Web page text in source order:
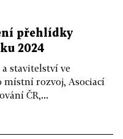
přehlídky
2024
stavitelství ve
místní rozvoj, Asociací
ČR,...